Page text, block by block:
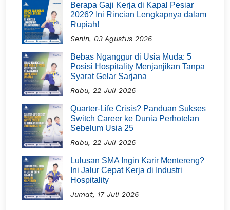
Berapa Gaji Kerja di Kapal Pesiar
2026? Ini Rincian Lengkapnya dalam
Rupiah!
Senin, 03 Agustus 2026
Bebas Nganggur di Usia Muda: 5
Posisi Hospitality Menjanjikan Tanpa
Syarat Gelar Sarjana
Rabu, 22 Juli 2026
Quarter-Life Crisis? Panduan Sukses
Switch Career ke Dunia Perhotelan
Sebelum Usia 25
Rabu, 22 Juli 2026
Lulusan SMA Ingin Karir Mentereng?
Ini Jalur Cepat Kerja di Industri
Hospitality
Jumat, 17 Juli 2026